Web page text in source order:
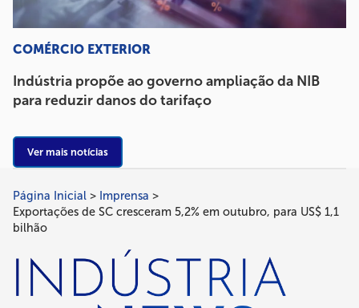
COMÉRCIO EXTERIOR
Indústria propõe ao governo ampliação da NIB
para reduzir danos do tarifaço
Ver mais notícias
Trilha
de
navegação
Página Inicial
Imprensa
Exportações de SC cresceram 5,2% em outubro, para US$ 1,1
bilhão